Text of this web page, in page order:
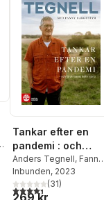
antal röster:
Tankar efter en
pandemi : och
lärdomarna inför
nästa
Anders Tegnell, Fanny
Härgestam
Inbunden, 2023
4,4utav 5 stjärnor.
(31)
269 kr